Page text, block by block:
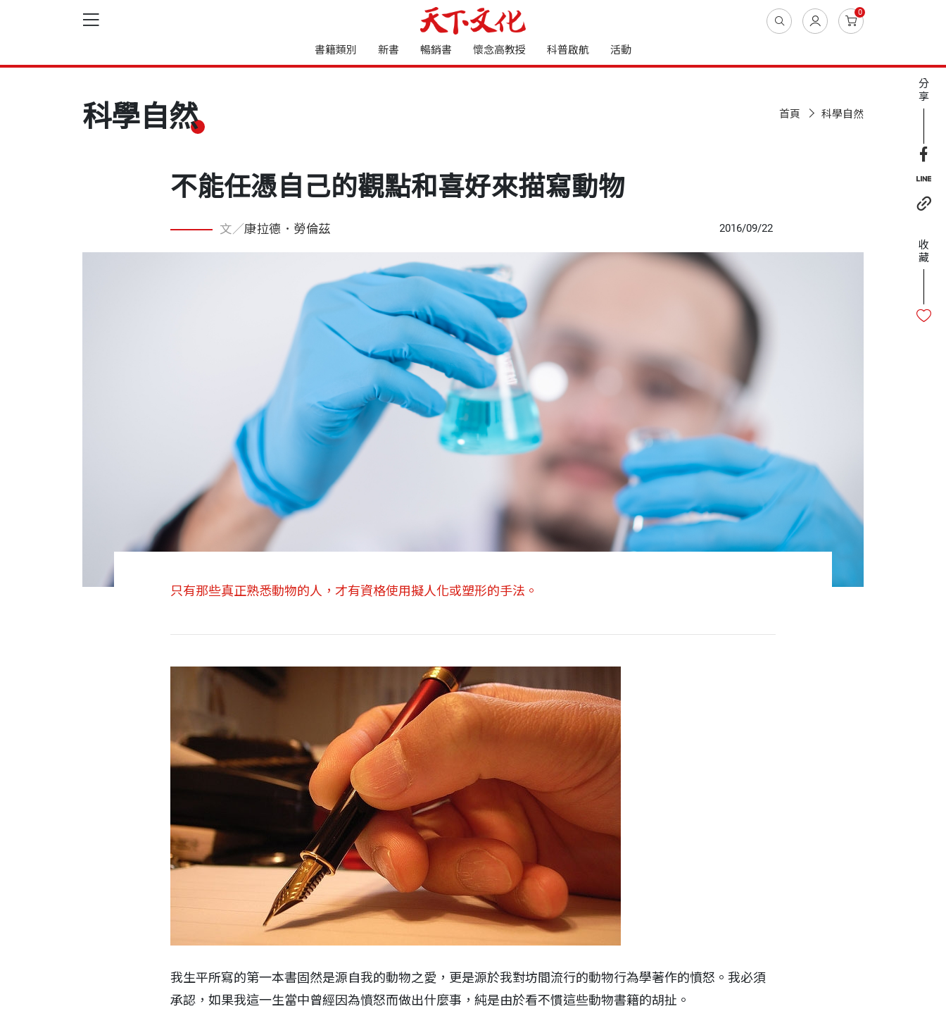
0
書籍類別 新書 暢銷書 懷念高教授 科普啟航 活動
科學自然 首頁 科學自然
不能任憑自己的觀點和喜好來描寫動物
文／康拉德．勞倫茲 2016/09/22
只有那些真正熟悉動物的人，才有資格使用擬人化或塑形的手法。
我生平所寫的第一本書固然是源自我的動物之愛，更是源於我對坊間流行的動物行為學著作的憤怒。我必須
承認，如果我這一生當中曾經因為憤怒而做出什麼事，純是由於看不慣這些動物書籍的胡扯。
分
享
收
藏